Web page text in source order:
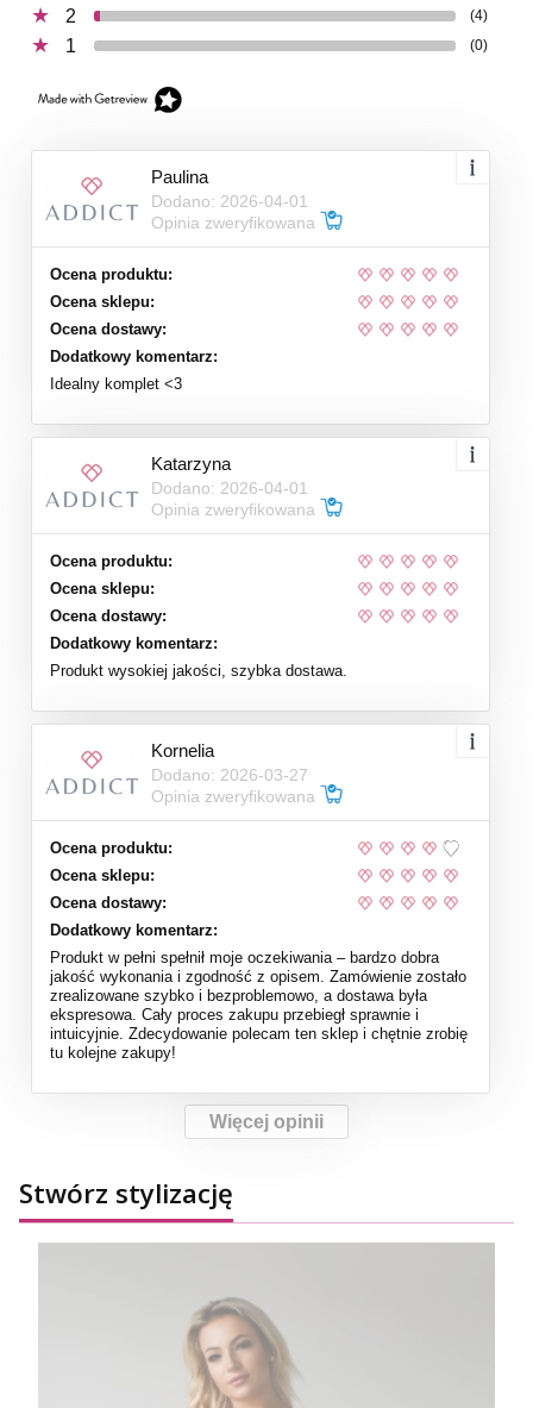
2 (4)
1 (0)
Paulina
Dodano: 2026-04-01
Opinia zweryfikowana
Ocena produktu:
Ocena sklepu:
Ocena dostawy:
Dodatkowy komentarz:
Idealny komplet <3
Katarzyna
Dodano: 2026-04-01
Opinia zweryfikowana
Ocena produktu:
Ocena sklepu:
Ocena dostawy:
Dodatkowy komentarz:
Produkt wysokiej jakości, szybka dostawa.
Kornelia
Dodano: 2026-03-27
Opinia zweryfikowana
Ocena produktu:
Ocena sklepu:
Ocena dostawy:
Dodatkowy komentarz:
Produkt w pełni spełnił moje oczekiwania – bardzo dobra
jakość wykonania i zgodność z opisem. Zamówienie zostało
zrealizowane szybko i bezproblemowo, a dostawa była
ekspresowa. Cały proces zakupu przebiegł sprawnie i
intuicyjnie. Zdecydowanie polecam ten sklep i chętnie zrobię
tu kolejne zakupy!
Więcej opinii
Stwórz stylizację